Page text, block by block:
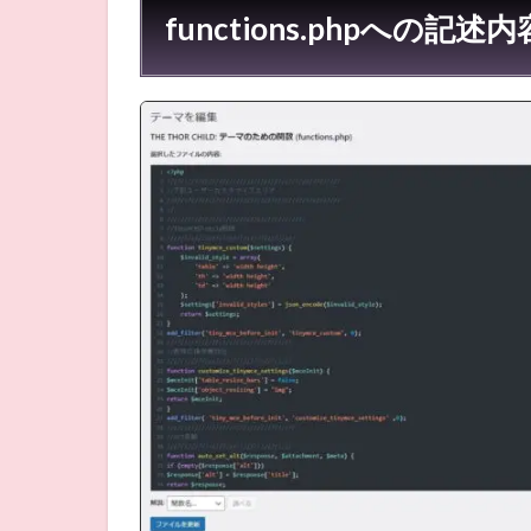
functions.phpへの記述内